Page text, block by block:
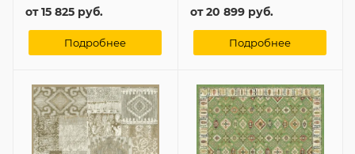
от15 825 руб.
Подробнее
от20 899 руб.
Подробнее